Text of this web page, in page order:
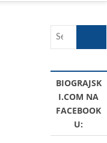
BIOGRAJSK
I.COM NA
FACEBOOK
U: